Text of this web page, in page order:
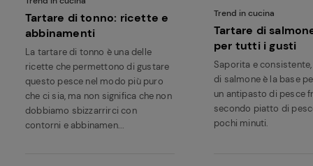
Tartare di tonno: ricette e
abbinamenti
La tartare di tonno è una delle
ricette che permettono di gustare
questo pesce nel modo più puro
che ci sia, ma non significa che non
dobbiamo sbizzarrirci con
contorni e abbinamen...
Trend in cucina
Tartare di
per tutti i gusti
Saporita e
di salmone è la base
un antipasto di pesce
secondo piatto di
pochi minuti.